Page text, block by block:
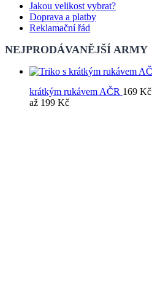
Jakou velikost vybrat?
Doprava a platby
Reklamační řád
NEJPRODÁVANĚJŠÍ ARMY
krátkým rukávem AČR 169 Kč
až 199 Kč